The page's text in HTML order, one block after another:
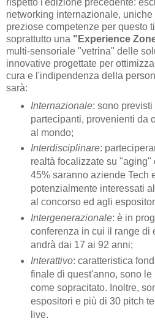
networking internazionale,
preziose competenze per questo
soprattutto una "Experience
multi-sensoriale "vetrina" delle
innovative progettate per
cura e l'indipendenza della
sarà:
Internazionale: sono
partecipanti, provenienti da
al mondo;
Interdisciplinare:
realtà focalizzate su "aging"
45% saranno aziende Tech
potenzialmente interessati
al concorso ed agli
Intergenerazionale: è in
conferenza in cui il range di
andrà dai 17 ai 92 anni;
Interattivo: caratteristica
finale di quest'anno, sono
come sopracitato. Inoltre,
espositori e più di 30 pitch
live.